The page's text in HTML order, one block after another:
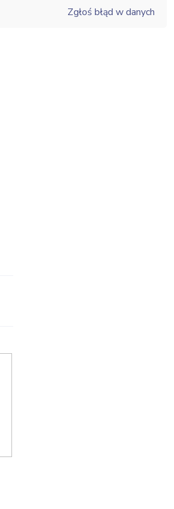
Zgłoś błąd w danych